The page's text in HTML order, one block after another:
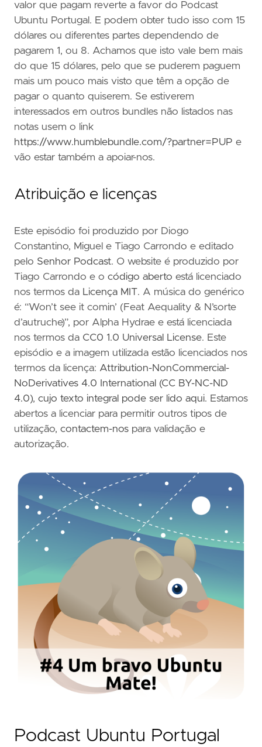
valor que pagam reverte a favor do Podcast
Ubuntu Portugal. E podem obter tudo isso com 15
dólares ou diferentes partes dependendo de
pagarem 1, ou 8. Achamos que isto vale bem mais
do que 15 dólares, pelo que se puderem paguem
mais um pouco mais visto que têm a opção de
pagar o quanto quiserem. Se estiverem
interessados em outros bundles não listados nas
notas usem o link
https://www.humblebundle.com/?partner=PUP e
vão estar também a apoiar-nos.
Atribuição e licenças
Este episódio foi produzido por Diogo
Constantino, Miguel e Tiago Carrondo e editado
pelo Senhor Podcast. O website é produzido por
Tiago Carrondo e o código aberto está licenciado
nos termos da Licença MIT. A música do genérico
é: “Won’t see it comin’ (Feat Aequality & N’sorte
d’autruche)”, por Alpha Hydrae e está licenciada
nos termos da CC0 1.0 Universal License. Este
episódio e a imagem utilizada estão licenciados nos
termos da licença: Attribution-NonCommercial-
NoDerivatives 4.0 International (CC BY-NC-ND
4.0), cujo texto integral pode ser lido aqui. Estamos
abertos a licenciar para permitir outros tipos de
utilização, contactem-nos para validação e
autorização.
Podcast Ubuntu Portugal